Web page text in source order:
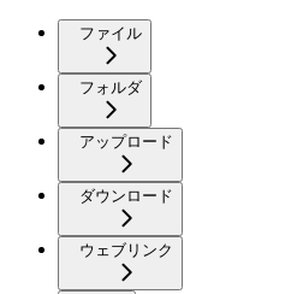
ファイル
フォルダ
アップロード
ダウンロード
ウェブリンク